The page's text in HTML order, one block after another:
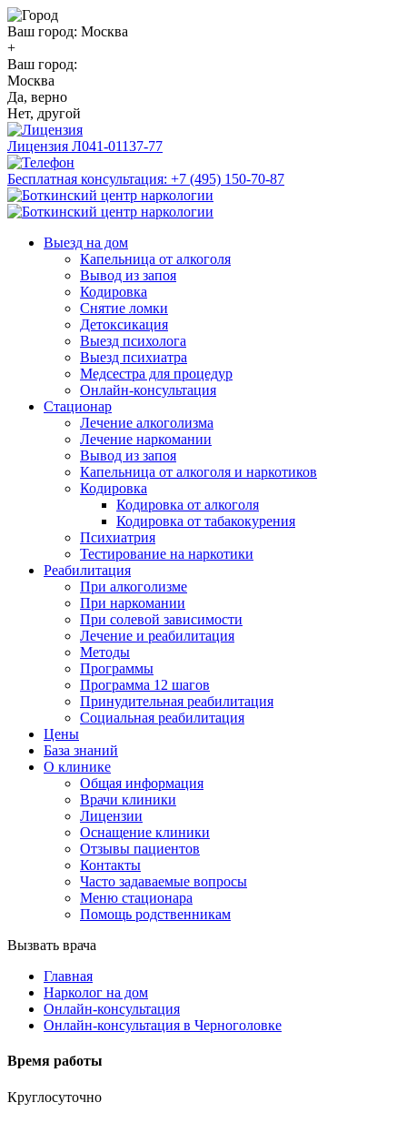
Ваш город: Москва
+
Ваш город:
Москва
Да, верно
Нет, другой
Лицензия Л041-01137-77
Бесплатная консультация: +7 (495) 150-70-87
Выезд на дом
Капельница от алкоголя
Вывод из запоя
Кодировка
Снятие ломки
Детоксикация
Выезд психолога
Выезд психиатра
Медсестра для процедур
Онлайн-консультация
Стационар
Лечение алкоголизма
Лечение наркомании
Вывод из запоя
Капельница от алкоголя и наркотиков
Кодировка
Кодировка от алкоголя
Кодировка от табакокурения
Психиатрия
Тестирование на наркотики
Реабилитация
При алкоголизме
При наркомании
При солевой зависимости
Лечение и реабилитация
Методы
Программы
Программа 12 шагов
Принудительная реабилитация
Социальная реабилитация
Цены
База знаний
О клинике
Общая информация
Врачи клиники
Лицензии
Оснащение клиники
Отзывы пациентов
Контакты
Часто задаваемые вопросы
Меню стационара
Помощь родственникам
Вызвать врача
Главная
Нарколог на дом
Онлайн-консультация
Онлайн-консультация в Черноголовке
Время работы
Круглосуточно